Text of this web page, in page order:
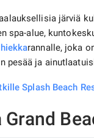
järviä
spa-alue,
hiekkarannalle, joka
pesää ja
Splash Beach
Grand